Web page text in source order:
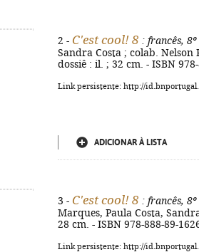
2 - C'est cool! 8 : francês,
Sandra Costa ; colab. Nelson
dossiê : il. ; 32 cm. - ISBN
Link persistente: http://
ADICIONAR À LISTA
3 - C'est cool! 8 : francês,
Marques, Paula Costa,
28 cm. - ISBN 978-888-89-
Link persistente: http://